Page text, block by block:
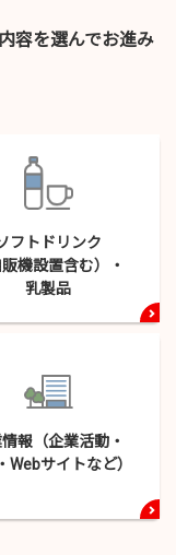
容を選んでお進み
フトドリンク
販機設置含む）・
乳製品
報（企業活動・
Webサイトなど）